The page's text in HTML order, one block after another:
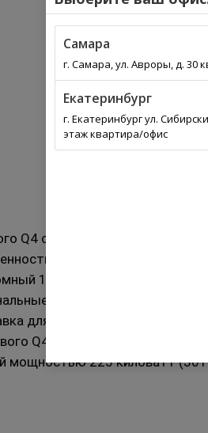
Q4 столь же большое, как и
Следуя теме
12,3-дюймовый
элементы, такие как
для зарядки телефона.
Q4 EV, который должен
225 киловатт
Самара
г. Самара, ул. Авроры, д. 30
Екатеринбург
г. Екатеринбург ул.
этаж квартира/офис